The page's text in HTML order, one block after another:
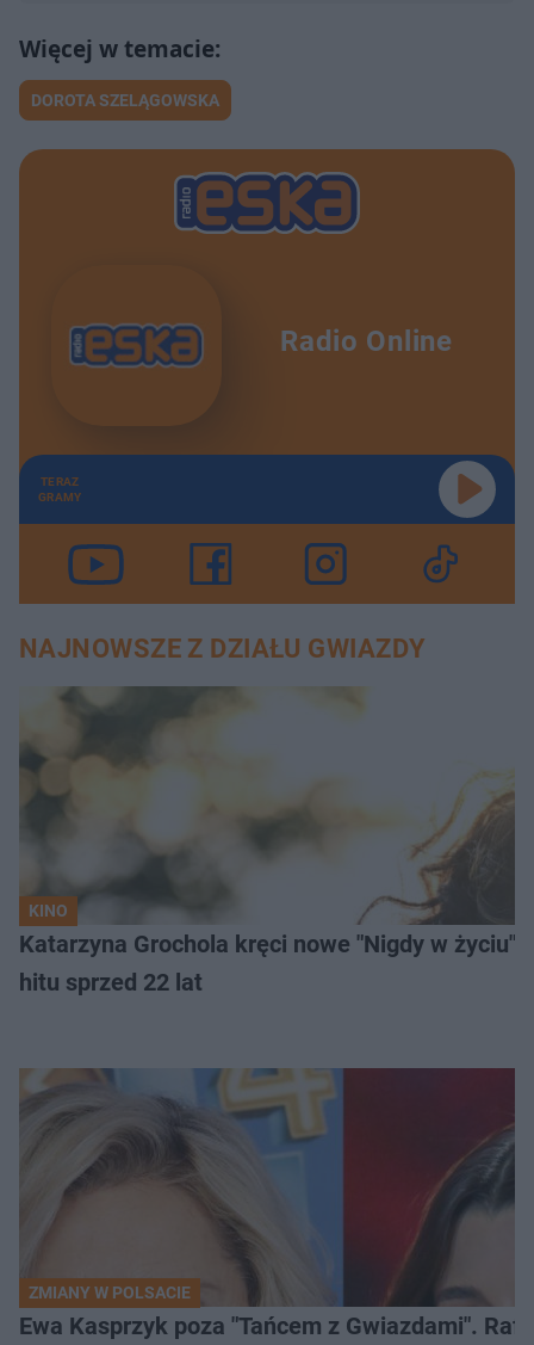
DOROTA SZELĄGOWSKA
Radio Online
TERAZ
GRAMY
NAJNOWSZE Z DZIAŁU GWIAZDY
KINO
Katarzyna Grochola kręci nowe "Nigdy w życiu"
hitu sprzed 22 lat
ZMIANY W POLSACIE
Ewa Kasprzyk poza "Tańcem z Gwiazdami".